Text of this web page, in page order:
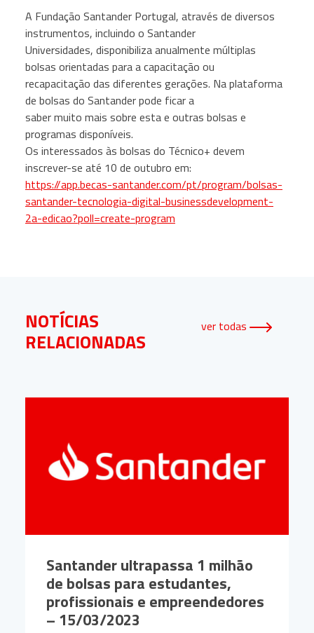
A Fundação Santander Portugal, através de diversos
instrumentos, incluindo o Santander
Universidades, disponibiliza anualmente múltiplas
bolsas orientadas para a capacitação ou
recapacitação das diferentes gerações. Na plataforma
de bolsas do Santander pode ficar a
saber muito mais sobre esta e outras bolsas e
programas disponíveis.
Os interessados às bolsas do Técnico+ devem
inscrever-se até 10 de outubro em:
https://app.becas-santander.com/pt/program/bolsas-
santander-tecnologia-digital-businessdevelopment-
2a-edicao?poll=create-program
NOTÍCIAS
RELACIONADAS
ver todas
Santander ultrapassa 1 milhão
de bolsas para estudantes,
profissionais e empreendedores
– 15/03/2023